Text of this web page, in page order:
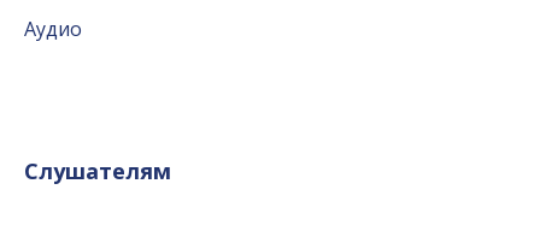
Аудио
Слушателям